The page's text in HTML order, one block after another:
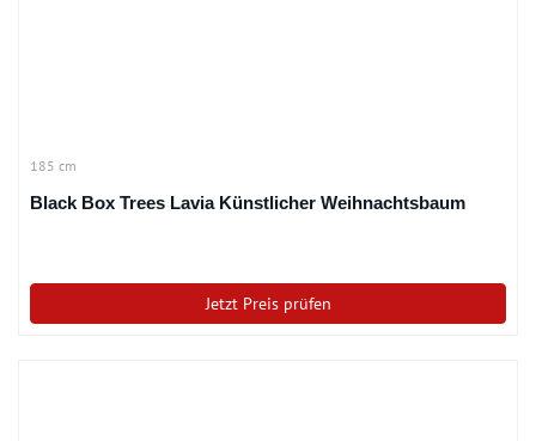
185 cm
Black Box Trees Lavia Künstlicher Weihnachtsbaum
Jetzt Preis prüfen